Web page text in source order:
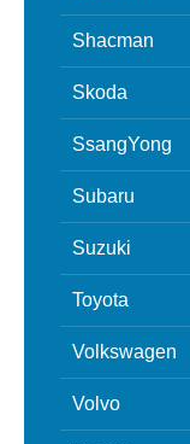
Shacman
Skoda
SsangYong
Subaru
Suzuki
Toyota
Volkswagen
Volvo